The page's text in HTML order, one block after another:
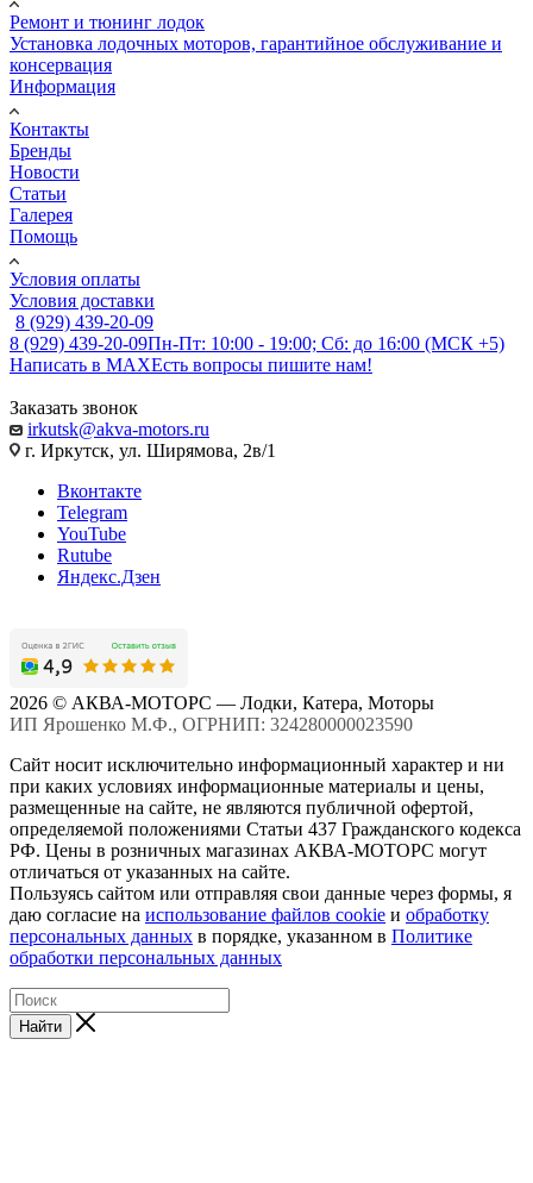
Ремонт и тюнинг лодок
Установка лодочных моторов, гарантийное обслуживание и
консервация
Информация
Контакты
Бренды
Новости
Статьи
Галерея
Помощь
Условия оплаты
Условия доставки
8 (929) 439-20-09
8 (929) 439-20-09Пн-Пт: 10:00 - 19:00; Сб: до 16:00 (МСК +5)
Написать в MAXЕсть вопросы пишите нам!
Заказать звонок
irkutsk@akva-motors.ru
г. Иркутск, ул. Ширямова, 2в/1
Вконтакте
Telegram
YouTube
Rutube
Яндекс.Дзен
2026 © АКВА-МОТОРС — Лодки, Катера, Моторы
ИП Ярошенко М.Ф., ОГРНИП: 324280000023590
Сайт носит исключительно информационный характер и ни
при каких условиях информационные материалы и цены,
размещенные на сайте, не являются публичной офертой,
определяемой положениями Статьи 437 Гражданского кодекса
РФ. Цены в розничных магазинах АКВА-МОТОРС могут
отличаться от указанных на сайте.
Пользуясь сайтом или отправляя свои данные через формы, я
даю согласие на использование файлов cookie и обработку
персональных данных в порядке, указанном в Политике
обработки персональных данных
Найти